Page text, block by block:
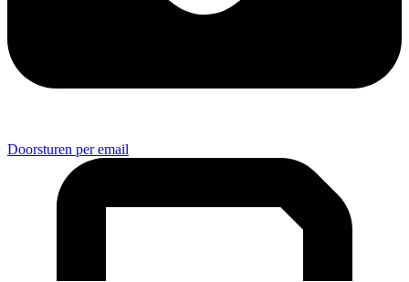
Doorsturen per email